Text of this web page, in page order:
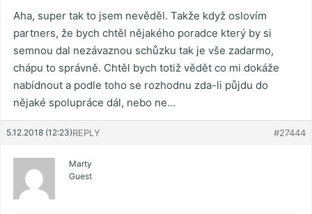
Aha, super tak to jsem nevěděl. Takže když oslovím
partners, že bych chtěl nějakého poradce který by si
semnou dal nezávaznou schůzku tak je vše zadarmo,
chápu to správně. Chtěl bych totiž vědět co mi dokáže
nabídnout a podle toho se rozhodnu zda-li půjdu do
nějaké spolupráce dál, nebo ne…
5.12.2018 (12:23) #27444
REPLY
Marty
Guest